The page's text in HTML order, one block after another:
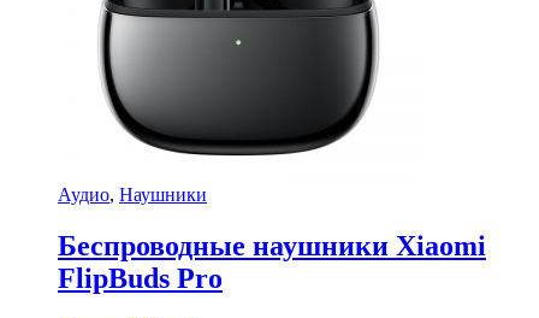
Аудио, Наушники
Беспроводные наушники Xiaomi
FlipBuds Pro